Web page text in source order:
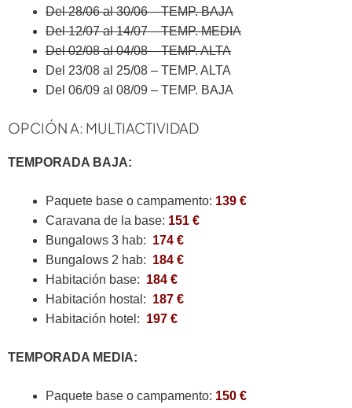
Del 28/06 al 30/06 – TEMP. BAJA
Del 12/07 al 14/07 – TEMP. MEDIA
Del 02/08 al 04/08 – TEMP. ALTA
Del 23/08 al 25/08 – TEMP. ALTA
Del 06/09 al 08/09 – TEMP. BAJA
OPCIÓN A: MULTIACTIVIDAD
TEMPORADA BAJA:
Paquete base o campamento: 139 €
Caravana de la base: 151 €
Bungalows 3 hab: 174 €
Bungalows 2 hab: 184 €
Habitación base: 184 €
Habitación hostal: 187 €
Habitación hotel: 197 €
TEMPORADA MEDIA:
Paquete base o campamento: 150 €